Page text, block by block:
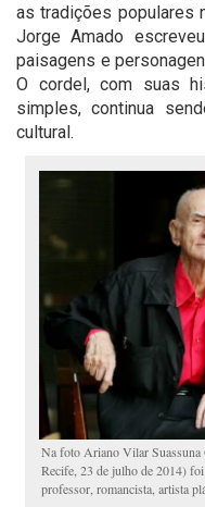
as tradições populares
Jorge Amado
paisagens e
O cordel, com suas
simples, continua
cultural.
Na foto Ariano Vilar Suassuna
Recife, 23 de julho de 2014)
professor, romancista, artista